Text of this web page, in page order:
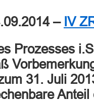
– IV
Prozesses
31. Juli